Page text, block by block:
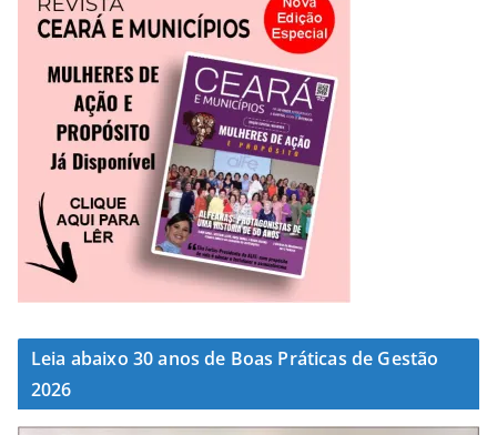
Leia abaixo 30 anos de Boas Práticas de Gestão
2026